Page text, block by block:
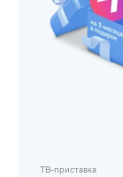
ТВ-приставка